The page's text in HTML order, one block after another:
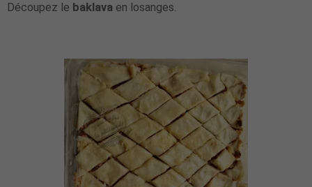
Découpez le baklava en losanges.